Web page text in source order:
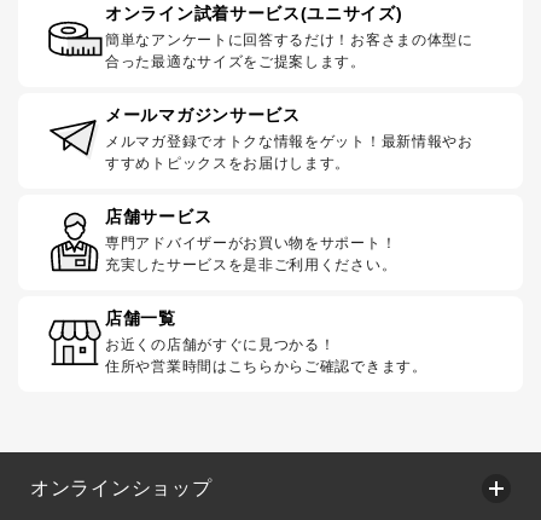
オンライン試着サービス(ユニサイズ)
簡単なアンケートに回答するだけ！お客さまの体型に
合った最適なサイズをご提案します。
メールマガジンサービス
メルマガ登録でオトクな情報をゲット！最新情報やお
すすめトピックスをお届けします。
店舗サービス
専門アドバイザーがお買い物をサポート！
充実したサービスを是非ご利用ください。
店舗一覧
お近くの店舗がすぐに見つかる！
住所や営業時間はこちらからご確認できます。
オンラインショップ